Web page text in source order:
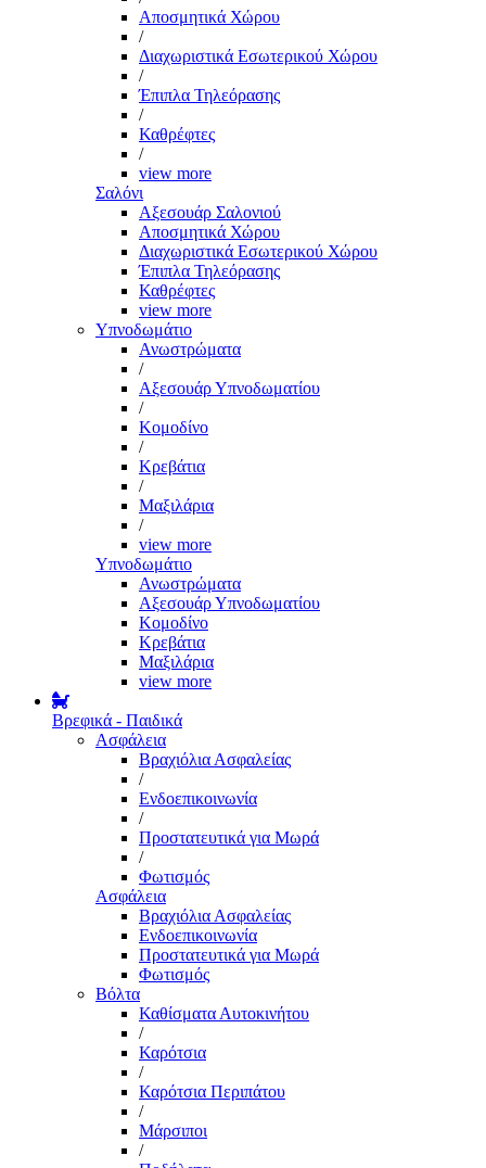
Αποσμητικά Χώρου
/
Διαχωριστικά Εσωτερικού Χώρου
/
Έπιπλα Τηλεόρασης
/
Καθρέφτες
/
view more
Σαλόνι
Αξεσουάρ Σαλονιού
Αποσμητικά Χώρου
Διαχωριστικά Εσωτερικού Χώρου
Έπιπλα Τηλεόρασης
Καθρέφτες
view more
Υπνοδωμάτιο
Ανωστρώματα
/
Αξεσουάρ Υπνοδωματίου
/
Κομοδίνο
/
Κρεβάτια
/
Μαξιλάρια
/
view more
Υπνοδωμάτιο
Ανωστρώματα
Αξεσουάρ Υπνοδωματίου
Κομοδίνο
Κρεβάτια
Μαξιλάρια
view more
Βρεφικά - Παιδικά
Ασφάλεια
Βραχιόλια Ασφαλείας
/
Ενδοεπικοινωνία
/
Προστατευτικά για Μωρά
/
Φωτισμός
Ασφάλεια
Βραχιόλια Ασφαλείας
Ενδοεπικοινωνία
Προστατευτικά για Μωρά
Φωτισμός
Βόλτα
Καθίσματα Αυτοκινήτου
/
Καρότσια
/
Καρότσια Περιπάτου
/
Μάρσιποι
/